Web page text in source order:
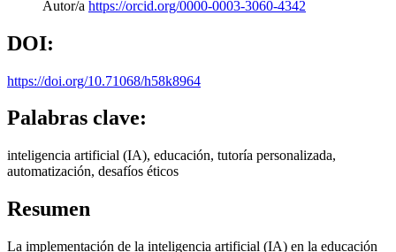
Autor/a https://orcid.org/0000-0003-3060-4342
DOI:
https://doi.org/10.71068/h58k8964
Palabras clave:
inteligencia artificial (IA), educación, tutoría personalizada,
automatización, desafíos éticos
Resumen
La implementación de la inteligencia artificial (IA) en la educación